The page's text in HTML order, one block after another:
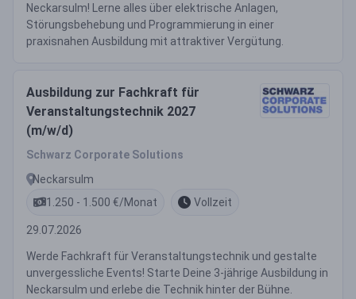
Neckarsulm! Lerne alles über elektrische Anlagen,
Störungsbehebung und Programmierung in einer
praxisnahen Ausbildung mit attraktiver Vergütung.
Ausbildung zur Fachkraft für
Veranstaltungstechnik 2027
(m/w/d)
Schwarz Corporate Solutions
Neckarsulm
1.250 - 1.500 €/Monat
Vollzeit
29.07.2026
Werde Fachkraft für Veranstaltungstechnik und gestalte
unvergessliche Events! Starte Deine 3-jährige Ausbildung in
Neckarsulm und erlebe die Technik hinter der Bühne.